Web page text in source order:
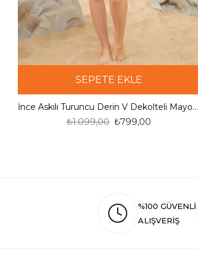
SEPETE EKLE
İnce Askılı Turuncu Derin V Dekolteli Mayokini
₺799,00
₺1.099,00
%100 GÜVENLİ
ALIŞVERİŞ